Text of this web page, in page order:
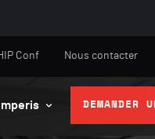
DEMANDER
Conf Nous contacter